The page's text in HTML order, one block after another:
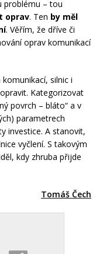
problému – tou
oprav. Ten by měl
. Věřím, že dříve či
oprav komunikací
silnic i
Kategorizovat
povrch – bláto“ a v
parametrech
investice. A stanovit,
vyčlení. S takovým
kdy zhruba přijde
Tomáš Čech